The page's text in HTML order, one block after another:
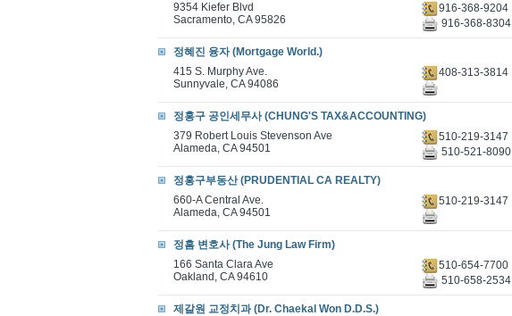
9354 Kiefer Blvd
Sacramento, CA 95826
916-368-9204
916-368-8304
정혜진 융자 (Mortgage World.)
415 S. Murphy Ave.
Sunnyvale, CA 94086
408-313-3814
정홍구 공인세무사 (CHUNG'S TAX&ACCOUNTING)
379 Robert Louis Stevenson Ave
Alameda, CA 94501
510-219-3147
510-521-8090
정홍구부동산 (PRUDENTIAL CA REALTY)
660-A Central Ave.
Alameda, CA 94501
510-219-3147
정흠 변호사 (The Jung Law Firm)
166 Santa Clara Ave
Oakland, CA 94610
510-654-7700
510-658-2534
제갈원 교정치과 (Dr. Chaekal Won D.D.S.)